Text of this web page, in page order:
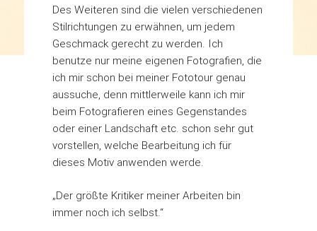
Des Weiteren sind die vielen verschiedenen
Stilrichtungen zu erwähnen, um jedem
Geschmack gerecht zu werden. Ich
benutze nur meine eigenen Fotografien, die
ich mir schon bei meiner Fototour genau
aussuche, denn mittlerweile kann ich mir
beim Fotografieren eines Gegenstandes
oder einer Landschaft etc. schon sehr gut
vorstellen, welche Bearbeitung ich für
dieses Motiv anwenden werde.
„Der größte Kritiker meiner Arbeiten bin
immer noch ich selbst.“